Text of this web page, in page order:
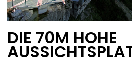
DIE 70M HOHE